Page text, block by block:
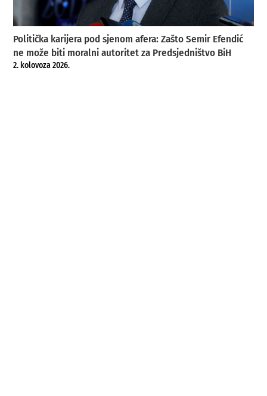
Politička karijera pod sjenom afera: Zašto Semir Efendić
ne može biti moralni autoritet za Predsjedništvo BiH
2. kolovoza 2026.